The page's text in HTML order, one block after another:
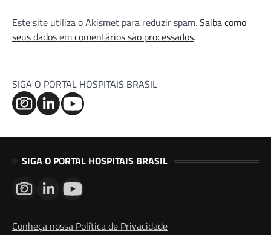
Este site utiliza o Akismet para reduzir spam.Saiba como
seus dados em comentários são processados.
SIGA O PORTAL HOSPITAIS BRASIL
SIGA O PORTAL HOSPITAIS BRASIL
Conheça nossa Política de Privacidade